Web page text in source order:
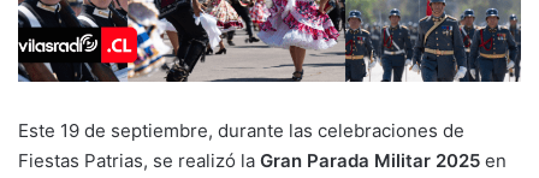
Este 19 de septiembre, durante las celebraciones de
Fiestas Patrias, se realizó la Gran Parada Militar 2025 en